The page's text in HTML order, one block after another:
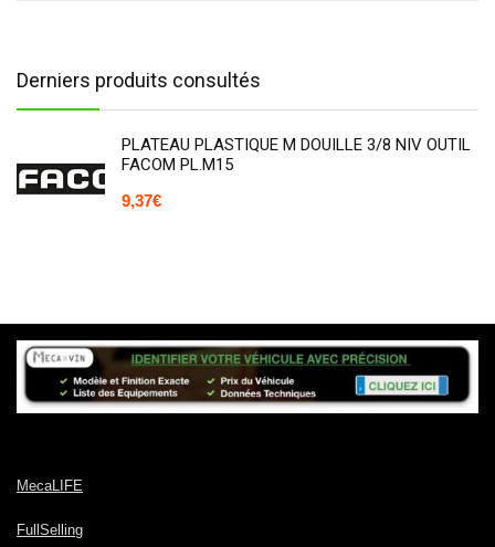
Derniers produits consultés
PLATEAU PLASTIQUE M DOUILLE 3/8 NIV OUTIL
FACOM PL.M15
9,37€
MecaLIFE
FullSelling